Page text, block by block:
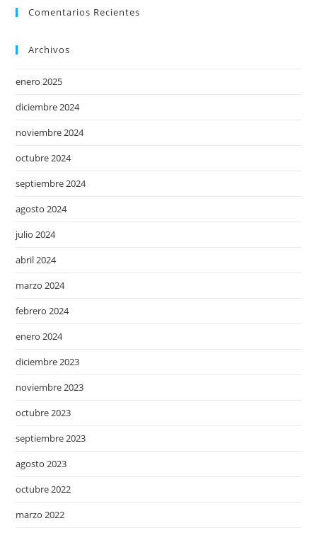
Comentarios Recientes
Archivos
enero 2025
diciembre 2024
noviembre 2024
octubre 2024
septiembre 2024
agosto 2024
julio 2024
abril 2024
marzo 2024
febrero 2024
enero 2024
diciembre 2023
noviembre 2023
octubre 2023
septiembre 2023
agosto 2023
octubre 2022
marzo 2022